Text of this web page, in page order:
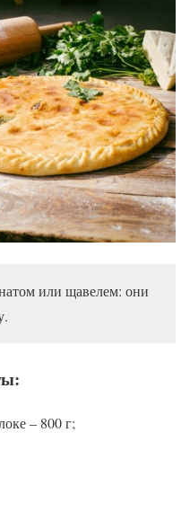
или щавелем: они
– 800 г;